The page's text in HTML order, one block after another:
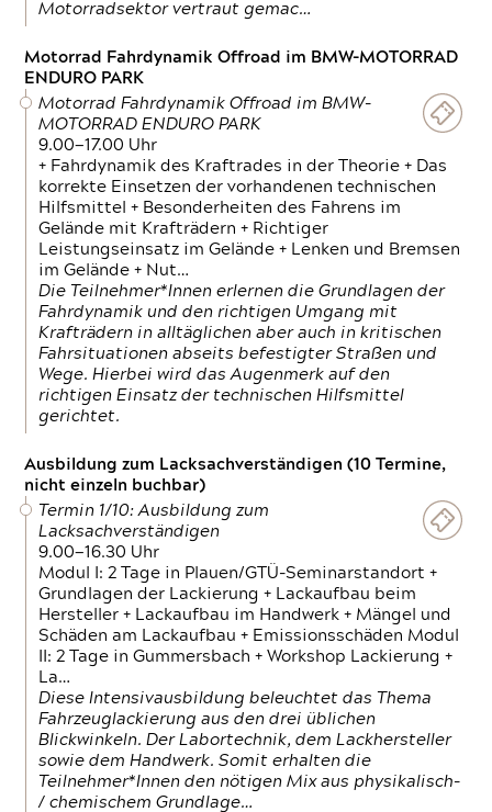
Motorradsektor vertraut gemac…
Motorrad Fahrdynamik Offroad im BMW-MOTORRAD
ENDURO PARK
Motorrad Fahrdynamik Offroad im BMW-
MOTORRAD ENDURO PARK
9.00—17.00 Uhr
+ Fahrdynamik des Kraftrades in der Theorie + Das
korrekte Einsetzen der vorhandenen technischen
Hilfsmittel + Besonderheiten des Fahrens im
Gelände mit Krafträdern + Richtiger
Leistungseinsatz im Gelände + Lenken und Bremsen
im Gelände + Nut…
Die Teilnehmer*Innen erlernen die Grundlagen der
Fahrdynamik und den richtigen Umgang mit
Krafträdern in alltäglichen aber auch in kritischen
Fahrsituationen abseits befestigter Straßen und
Wege. Hierbei wird das Augenmerk auf den
richtigen Einsatz der technischen Hilfsmittel
gerichtet.
Ausbildung zum Lacksachverständigen (10 Termine,
nicht einzeln buchbar)
Termin 1/10: Ausbildung zum
Lacksachverständigen
9.00—16.30 Uhr
Modul I: 2 Tage in Plauen/GTÜ-Seminarstandort +
Grundlagen der Lackierung + Lackaufbau beim
Hersteller + Lackaufbau im Handwerk + Mängel und
Schäden am Lackaufbau + Emissionsschäden Modul
II: 2 Tage in Gummersbach + Workshop Lackierung +
La…
Diese Intensivausbildung beleuchtet das Thema
Fahrzeuglackierung aus den drei üblichen
Blickwinkeln. Der Labortechnik, dem Lackhersteller
sowie dem Handwerk. Somit erhalten die
Teilnehmer*Innen den nötigen Mix aus physikalisch-
/ chemischem Grundlage…